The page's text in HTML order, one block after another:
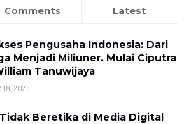
Comments Latest
Pengusaha Indonesia: Dari
Menjadi Miliuner. Mulai Ciputra
Tanuwijaya
18, 2023
Beretika di Media Digital